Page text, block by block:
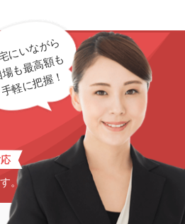
。
にいながら
も最高額も
手軽に把握！